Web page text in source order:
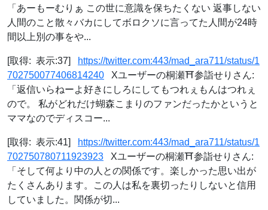
「あーもーむりぁ この世に意識を保ちたくない 返事しない
人間のこと散々バカにしてボロクソに言ってた人間が24時
間以上別の事をや...
[取得: 表示:37]
https://twitter.com:443/mad_ara711/status/1
702750077406814240 Xユーザーの桐瀬⛩参詣せりさん:
「返信いらねーよ好きにしろにしてもつれぇもんはつれぇ
ので。 私がどれだけ蝴森こまりのファンだったかというと
ママなのでディスコー...
[取得: 表示:41]
https://twitter.com:443/mad_ara711/status/1
702750780711923923 Xユーザーの桐瀬⛩参詣せりさん:
「そして何より中の人との関係です。楽しかった思い出が
たくさんあります。この人は私を裏切ったりしないと信用
していました。関係が切...